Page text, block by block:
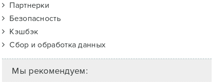
Партнерки
Безопасность
Кэшбэк
Сбор и обработка данных
Мы рекомендуем: